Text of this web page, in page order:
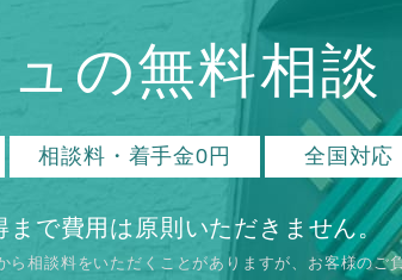
の無料相談
相談料・着手金0円 全国対応
まで費用は原則いただきません。
相談料をいただく ことがありますが、お客様のご